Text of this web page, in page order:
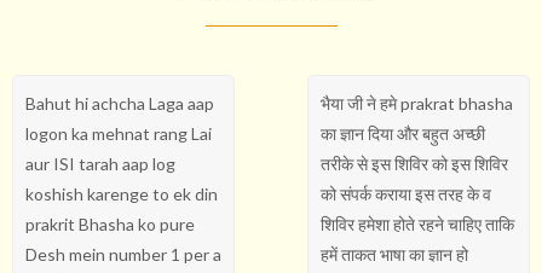
Bahut hi achcha Laga aap
logon ka mehnat rang Lai
aur ISI tarah aap log
koshish karenge to ek din
prakrit Bhasha ko pure
Desh mein number 1 per a
भैया जी ने हमे prakrat bhasha
का ज्ञान दिया और बहुत अच्छी
तरीके से इस शिविर को इस शिविर
को संपर्क कराया इस तरह के व
शिविर हमेशा होते रहने चाहिए ताकि
हमें ताकत भाषा का ज्ञान हो